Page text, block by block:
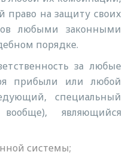
право на защиту своих
любыми законными
порядке.
за любые
прибыли или любой
специальный
являющийся
системы;